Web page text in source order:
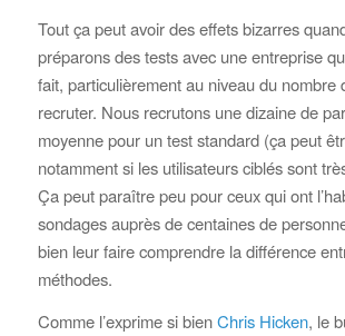
Tout ça peut avoir des effets bizarres
préparons des tests avec une entreprise
fait, particulièrement au niveau du nombre
recruter. Nous recrutons une dizaine de
moyenne pour un test standard (ça peut
notamment si les utilisateurs ciblés sont
Ça peut paraître peu pour ceux qui ont
sondages auprès de centaines de
bien leur faire comprendre la différence
méthodes.
Comme l’exprime si bienChris Hicken, le